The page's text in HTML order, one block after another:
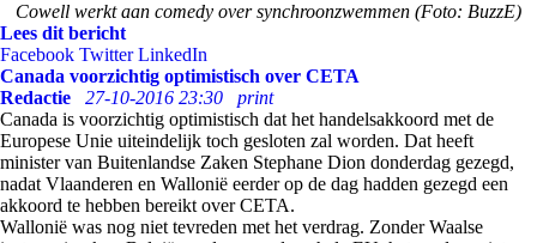
Cowell werkt aan comedy over synchroonzwemmen (Foto: BuzzE)
Lees dit bericht
Facebook Twitter LinkedIn
Canada voorzichtig optimistisch over CETA
Redactie
27-10-2016 23:30
print
Canada is voorzichtig optimistisch dat het handelsakkoord met de
Europese Unie uiteindelijk toch gesloten zal worden. Dat heeft
minister van Buitenlandse Zaken Stephane Dion donderdag gezegd,
nadat Vlaanderen en Wallonië eerder op de dag hadden gezegd een
akkoord te hebben bereikt over CETA.
Wallonië was nog niet tevreden met het verdrag. Zonder Waalse